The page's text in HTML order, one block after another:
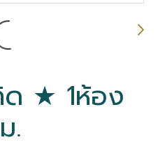
ด ★ 1ห้อง
.